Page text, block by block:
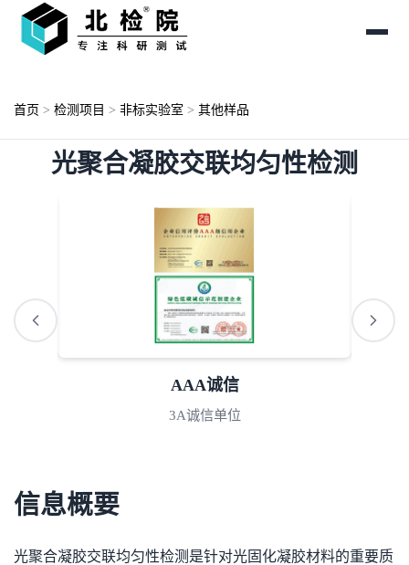
首页 > 检测项目 > 非标实验室 > 其他样品
光聚合凝胶交联均匀性检测
AAA诚信
3A诚信单位
信息概要
光聚合凝胶交联均匀性检测是针对光固化凝胶材料的重要质